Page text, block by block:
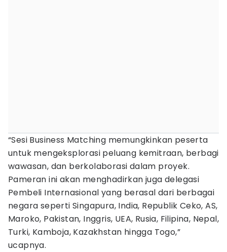
“Sesi Business Matching memungkinkan peserta
untuk mengeksplorasi peluang kemitraan, berbagi
wawasan, dan berkolaborasi dalam proyek.
Pameran ini akan menghadirkan juga delegasi
Pembeli Internasional yang berasal dari berbagai
negara seperti Singapura, India, Republik Ceko, AS,
Maroko, Pakistan, Inggris, UEA, Rusia, Filipina, Nepal,
Turki, Kamboja, Kazakhstan hingga Togo,”
ucapnya.